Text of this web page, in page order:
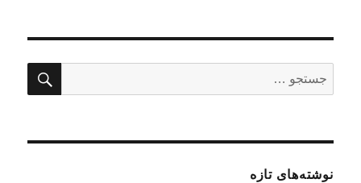
برای:
نوشته‌های تازه